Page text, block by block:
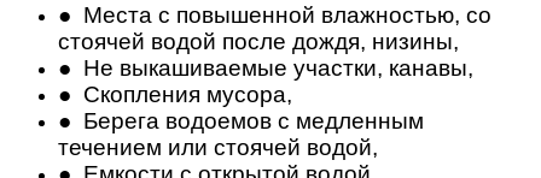
● Места с повышенной влажностью, со
стоячей водой после дождя, низины,
● Не выкашиваемые участки, канавы,
● Скопления мусора,
● Берега водоемов с медленным
течением или стоячей водой,